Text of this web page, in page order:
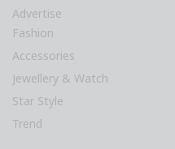
Advertise
Fashion
Accessories
Jewellery & Watch
Star Style
Trend